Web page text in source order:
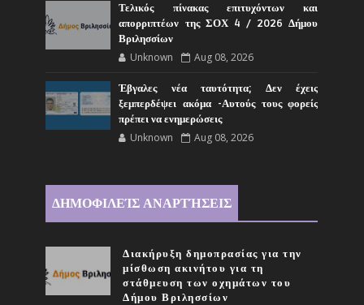
Τελικός πίνακας επιτυχόντων και
απορριπτέων της ΣΟΧ 4 / 2026 Δήμου
Βριλησσίων
Unknown Aug 08, 2026
Έβγαλες νέα ταυτότητα; Δεν έχεις
ξεμπερδέψει ακόμα -Αυτούς τους φορείς
πρέπει να ενημερώσεις
Unknown Aug 08, 2026
ΔΗΜΟΦΙΛΕΊΣ ΑΝΑΡΤΉΣΕΙΣ
Διακήρυξη δημοπρασίας για την
μίσθωση ακινήτου για τη
στάθμευση των οχημάτων του
Δήμου Βριλησσίων